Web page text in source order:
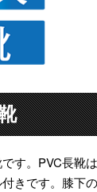
す。PVC長靴
きです。膝下